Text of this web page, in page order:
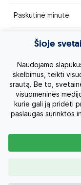
Paskutinė minutė
Egzotinės kelionės
Kruizai
Kelionės po Lietuvą
Apie mus
Privatumo politika
Šioje
Naudojame
skelbimus, teikti
srautą. Be to,
visuomeninės
kurie gali ją pridėti
paslaugas surinktos